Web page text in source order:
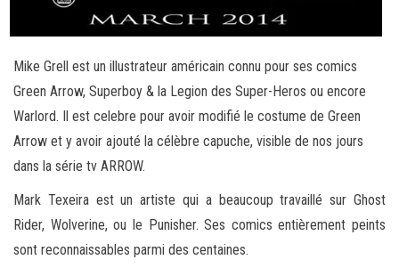
Mike Grell est un illustrateur américain connu pour ses comics
Green Arrow, Superboy & la Legion des Super-Heros ou encore
Warlord. Il est celebre pour avoir modifié le costume de Green
Arrow et y avoir ajouté la célèbre capuche, visible de nos jours
dans la série tv ARROW.
Mark Texeira est un artiste qui a beaucoup travaillé sur Ghost
Rider, Wolverine, ou le Punisher. Ses comics entièrement peints
sont reconnaissables parmi des centaines.